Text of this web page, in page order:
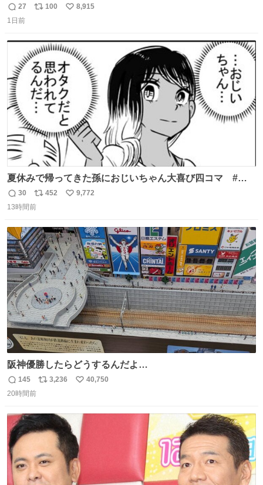
かったLINEは無限にあるけど(同棲前は1日で各50通くらい
送りあってたし)最近嬉しかったのはこれ
返
信
27
リ
ト
数
100
い
数
8,915
1日前
夏休みで帰ってきた孫におじいちゃん大喜び四コマ #四
コマ漫画 #Web漫画 #漫画が読めるハッシュタグ
返
信
30
リ
ポ
ト
数
452
い
数
9,772
13時間前
阪神優勝したらどうするんだよ…
返
信
145
リ
ト
数
3,236
い
数
40,750
20時間前